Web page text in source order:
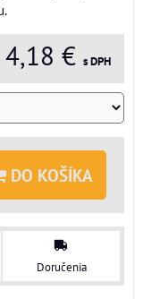
4,18 € s DPH
DO KOŠÍKA
Doručenia